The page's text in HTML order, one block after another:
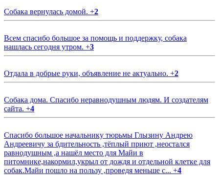
Собака вернулась домой. +2
Всем спасибо большое за помощь и поддержку, собака
нашлась сегодня утром. +3
Отдала в добрые руки, объявление не актуально. +2
Собака дома. Спасибо неравнодушным людям. И создателям
сайта. +4
Спасибо большое начальнику тюрьмы Глызину Андрею
Андреевичу за бдительность ,тёплый приют ,неостался
равнодушным ,а нашёл место для Майи в
питомнике,накормил,укрыл от дождя и отдельной клетке для
собак.Майи пошло на пользу ,проведя меньше с... +4